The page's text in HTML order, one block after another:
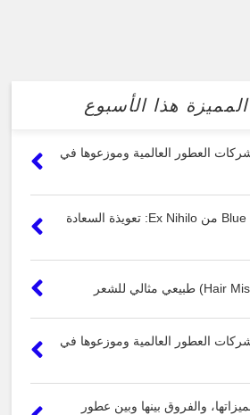
هذا الأسبوع
العطور العالمية وموزعوها في
مراجعة عطر Blue Talisman من Ex Nihilo: تعويذة السعادة
العطور العالمية وموزعوها في
والفروق بينها وبين عطور